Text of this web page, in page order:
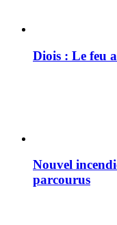
Diois : Le feu
Nouvel
parcourus